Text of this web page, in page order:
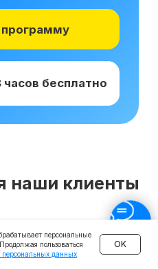
наши клиенты
персональные
пользоваться
данных
OK